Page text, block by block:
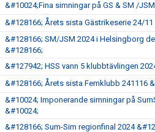
&#10024;Fina simningar på GS & SM /
&#128166; Årets sista Gästrikeserie 24/11
&#128166; SM/JSM 2024 i Helsingborg
&#128166;
&#127942; HSS vann 5 klubbtävlingen
&#128166; Årets sista Femklubb 241116
&#10024; Imponerande simningar på
&#10024;
&#128166; Sum-Sim regionfinal 2024